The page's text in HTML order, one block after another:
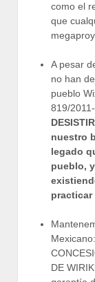
como el
que
A pesar
no han
pueblo
819/
nuestro
legado
pueblo,
DE